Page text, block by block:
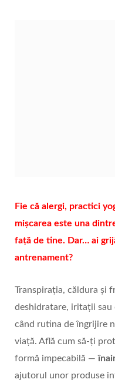
Fie că alergi, practici
mișcarea este una
față de tine. Dar… ai
antrenament?
Transpirația, căldura și
deshidratare, iritații sau
când rutina de îngrijire
viață. Află cum să-ți
formă impecabilă —
ajutorul unor produse